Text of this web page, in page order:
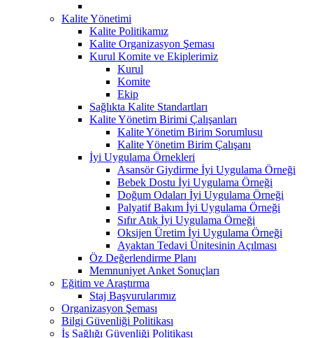
Kalite Yönetimi
Kalite Politikamız
Kalite Organizasyon Şeması
Kurul Komite ve Ekiplerimiz
Kurul
Komite
Ekip
Sağlıkta Kalite Standartları
Kalite Yönetim Birimi Çalışanları
Kalite Yönetim Birim Sorumlusu
Kalite Yönetim Birim Çalışanı
İyi Uygulama Örnekleri
Asansör Giydirme İyi Uygulama Örneği
Bebek Dostu İyi Uygulama Örneği
Doğum Odaları İyi Uygulama Örneği
Palyatif Bakım İyi Uygulama Örneği
Sıfır Atık İyi Uygulama Örneği
Oksijen Üretim İyi Uygulama Örneği
Ayaktan Tedavi Ünitesinin Açılması
Öz Değerlendirme Planı
Memnuniyet Anket Sonuçları
Eğitim ve Araştırma
Staj Başvurularımız
Organizasyon Şeması
Bilgi Güvenliği Politikası
İş Sağlığı Güvenliği Politikası